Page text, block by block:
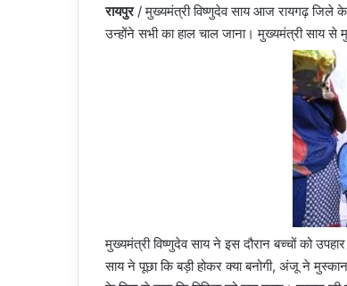
रायपुर/ मुख्यमंत्री विष्णुदेव साय आज रायगढ़ जिले के
उन्होंने सभी का हाल चाल जाना। मुख्यमंत्री साय से
मुख्यमंत्री विष्णुदेव साय ने इस दौरान बच्चों को
साय ने पूछा कि बड़ी होकर क्या बनोगी, अंजू ने